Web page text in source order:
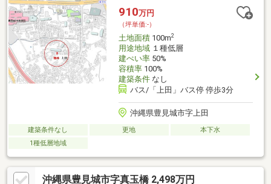
長島」などのお出かけスポットがあります。都市型近郊農業も盛
んで自然豊かな面もあり、市の特産物のマンゴーをゆるキャラに
した「アゴマゴちゃん」が市の観光大使を務めています
910万円
（坪単価:-）
土地面積100m2
用途地域１種低層
建ぺい率50%
容積率100%
建築条件なし
バス/「上田」バス停 停歩3分
沖縄県豊見城市字上田
建築条件なし 更地
本下水
1種低層地域
沖縄県豊見城市字真玉橋 2,498万円